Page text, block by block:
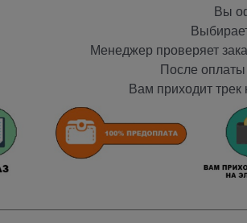
Вы
Менеджер проверяет
После
Вам приходит